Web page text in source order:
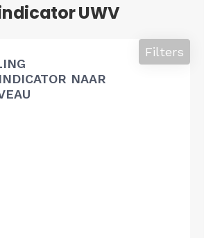
UWV
NAAR
Filters